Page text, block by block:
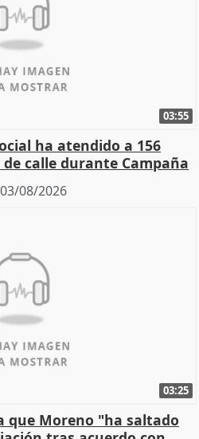
03:55
ha atendido a 156
calle durante Campaña
03/08/2026
03:25
que Moreno "ha saltado